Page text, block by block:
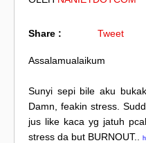
Share : Tweet
Assalamualaikum
Sunyi sepi bile aku
Damn, feakin stress.
jus like kaca yg jatuh
stress da but BURNOUT..